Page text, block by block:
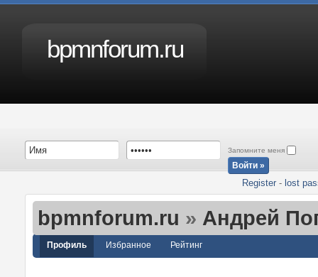
bpmnforum.ru
Запомните меня
Register - lost
Профиль Избранное Рейтинг
bpmnforum.ru » Андрей